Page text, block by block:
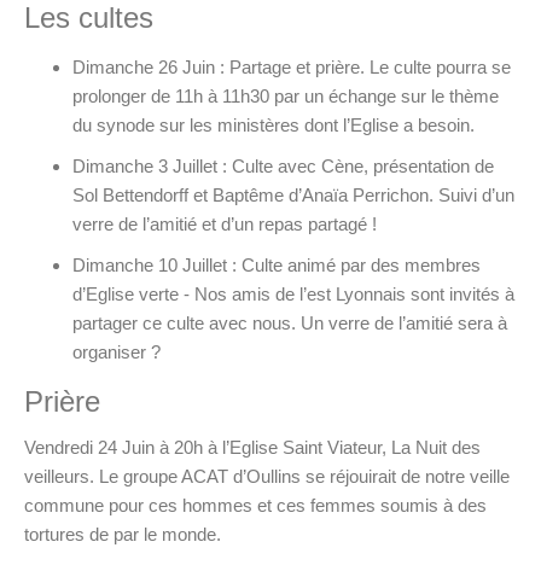
Les cultes
Dimanche 26 Juin : Partage et prière. Le culte pourra se
prolonger de 11h à 11h30 par un échange sur le thème
du synode sur les ministères dont l’Eglise a besoin.
Dimanche 3 Juillet : Culte avec Cène, présentation de
Sol Bettendorff et Baptême d’Anaïa Perrichon. Suivi d’un
verre de l’amitié et d’un repas partagé !
Dimanche 10 Juillet : Culte animé par des membres
d’Eglise verte - Nos amis de l’est Lyonnais sont invités à
partager ce culte avec nous. Un verre de l’amitié sera à
organiser ?
Prière
Vendredi 24 Juin à 20h à l’Eglise Saint Viateur, La Nuit des
veilleurs. Le groupe ACAT d’Oullins se réjouirait de notre veille
commune pour ces hommes et ces femmes soumis à des
tortures de par le monde.